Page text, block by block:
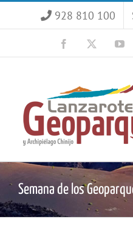
928 810 100
Facebook
Semana de los